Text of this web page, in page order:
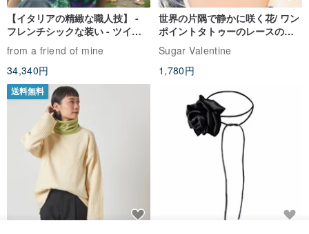
【イタリアの精緻な職人技】 -
フレンチシックな装い - ツイル
プリントシルクスカーフトップ
ス
from a friend of mine
34,340円
世界の片隅で静かに咲く花/ ワン
ポイントタトゥーのレースのチ
ョーカー SV649
Sugar Valentine
1,780円
送料無料